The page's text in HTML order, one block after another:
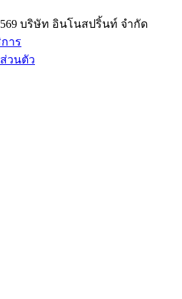
บริษัท อินโนสปริ้นท์ จำกัด
าร
วนตัว